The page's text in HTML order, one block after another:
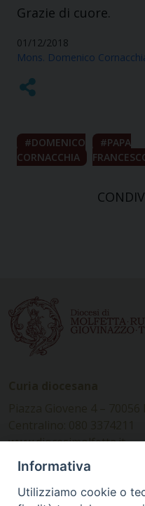
Grazie di cuore.
01/12/2018
Mons. Domenico
DOMENICO
CORNACCHIA
PAPA
www.diocesimolfetta.it –
Informativa
Utilizziamo cookie o